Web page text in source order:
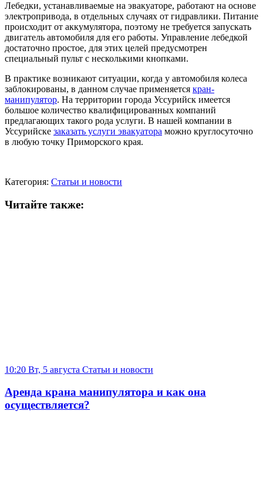
Лебедки, устанавливаемые на эвакуаторе, работают на основе
электропривода, в отдельных случаях от гидравлики. Питание
происходит от аккумулятора, поэтому не требуется запускать
двигатель автомобиля для его работы. Управление лебедкой
достаточно простое, для этих целей предусмотрен
специальный пульт с несколькими кнопками.
В практике возникают ситуации, когда у автомобиля колеса
заблокированы, в данном случае применяется кран-
манипулятор. На территории города Уссурийск имеется
большое количество квалифицированных компаний
предлагающих такого рода услуги. В нашей компании в
Уссурийске заказать услуги эвакуатора можно круглосуточно
в любую точку Приморского края.
Категория: Статьи и новости
Читайте также:
10:20 Вт, 5 августа Статьи и новости
Аренда крана манипулятора и как она
осуществляется?